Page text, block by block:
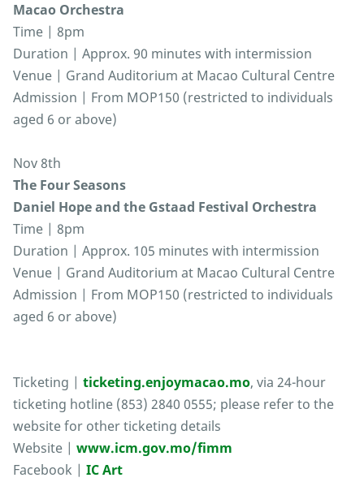
Macao Orchestra
Time | 8pm
Duration | Approx. 90 minutes with intermission
Venue | Grand Auditorium at Macao Cultural Centre
Admission | From MOP150 (restricted to individuals
aged 6 or above)
Nov 8th
The Four Seasons
Daniel Hope and the Gstaad Festival Orchestra
Time | 8pm
Duration | Approx. 105 minutes with intermission
Venue | Grand Auditorium at Macao Cultural Centre
Admission | From MOP150 (restricted to individuals
aged 6 or above)
Ticketing | ticketing.enjoymacao.mo, via 24-hour
ticketing hotline (853) 2840 0555; please refer to the
website for other ticketing details
Website | www.icm.gov.mo/fimm
Facebook | IC Art